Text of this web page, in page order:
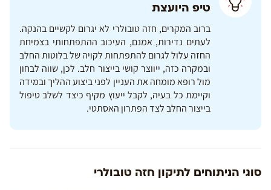
טיפ היועצת
ברוב המקרים, חזה טובולרי לא יגרום לקשיים בהנקה.
לעתים נדירות, אמנם, העיכוב ההתפתחותי בצמיחת
החזה עלול לגרום להתפתחות לקויה של בלוטות החלב
ובמקרה כזה, ייווצר קושי בייצור חלב. לכן, שווה לבחון
מול רופא מומחה את העניין לפני ביצוע ההליך ובמידה
וקיימת כל בעיה, לקבל ייעוץ מקיף כיצד לשלב טיפול
בייצור החלב לצד הפתרון האסתטי.
סוגי הניתוחים לתיקון חזה טובולרי